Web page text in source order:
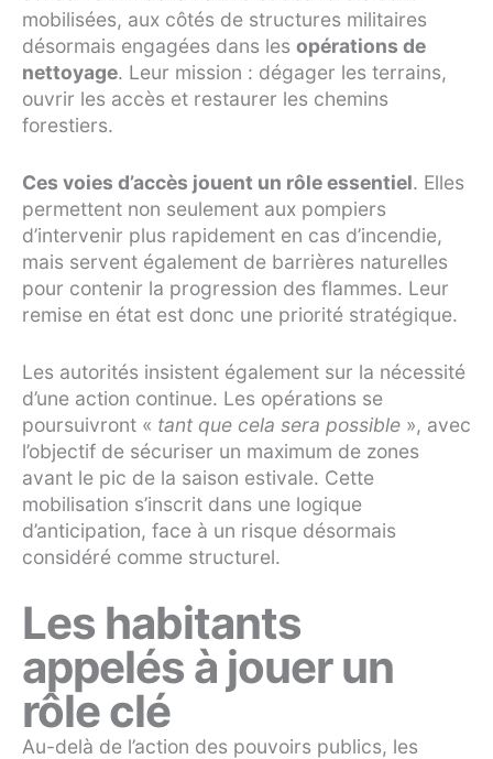
mobilisées, aux côtés de structures militaires
désormais engagées dans les opérations de
nettoyage. Leur mission : dégager les terrains,
ouvrir les accès et restaurer les chemins
forestiers.
Ces voies d’accès jouent un rôle essentiel. Elles
permettent non seulement aux pompiers
d’intervenir plus rapidement en cas d’incendie,
mais servent également de barrières naturelles
pour contenir la progression des flammes. Leur
remise en état est donc une priorité stratégique.
Les autorités insistent également sur la nécessité
d’une action continue. Les opérations se
poursuivront « tant que cela sera possible », avec
l’objectif de sécuriser un maximum de zones
avant le pic de la saison estivale. Cette
mobilisation s’inscrit dans une logique
d’anticipation, face à un risque désormais
considéré comme structurel.
Les habitants
appelés à jouer un
rôle clé
Au-delà de l’action des pouvoirs publics, les